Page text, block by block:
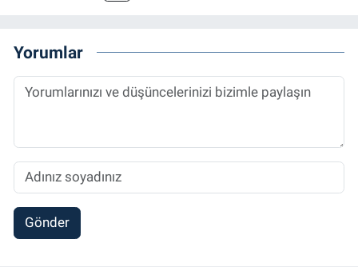
Spor, Sağlık ve Ekonomi Editörü olarak
sürdürmektedir.
Yorumlar
Gönder